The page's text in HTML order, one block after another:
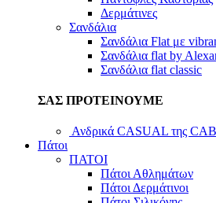
Δερμάτινες
Σανδάλια
Σανδάλια Flat με
Σανδάλια flat by
Σανδάλια flat classic
ΣΑΣ ΠΡΟΤΕΙΝΟΥΜΕ
Ανδρικά CASUAL της
Πάτοι
ΠΑΤΟΙ
Πάτοι Αθλημάτων
Πάτοι Δερμάτινοι